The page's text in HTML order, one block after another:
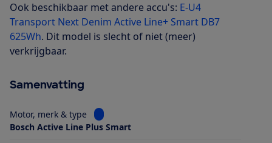
Ook beschikbaar met andere accu's: E-U4
Transport Next Denim Active Line+ Smart DB7
625Wh. Dit model is slecht of niet (meer)
verkrijgbaar.
Samenvatting
Motor, merk & type
Bekijk informatie voor Motor, merk & type
Bosch Active Line Plus Smart